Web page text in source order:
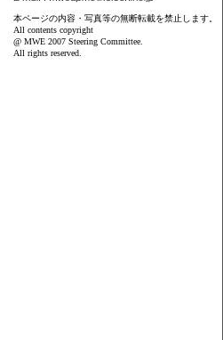
本ページの内容・写真等の無断転載を禁止します。
All contents copyright
@ MWE 2007 Steering Committee.
All rights reserved.